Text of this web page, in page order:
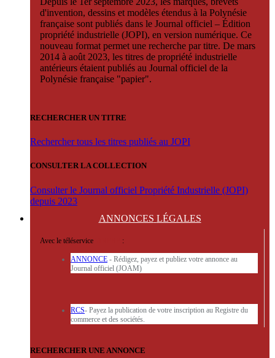
d'invention, dessins et modèles étendus à la Polynésie
française sont publiés dans le Journal officiel – Édition
propriété industrielle (JOPI), en version numérique. Ce
nouveau format permet une recherche par titre. De mars
2014 à août 2023, les titres de propriété industrielle
antérieurs étaient publiés au Journal officiel de la
Polynésie française "papier".
RECHERCHER UN TITRE
Rechercher tous les titres publiés au JOPI
CONSULTER LA COLLECTION
Consulter le Journal officiel Propriété Industrielle (JOPI)
depuis 2023
ANNONCES LÉGALES
Avec le téléservice :
ANNONCE - Rédigez, payez et publiez votre annonce au
Journal officiel (JOAM)
RCS- Payez la publication de votre inscription au Registre du
commerce et des sociétés.
RECHERCHER UNE ANNONCE